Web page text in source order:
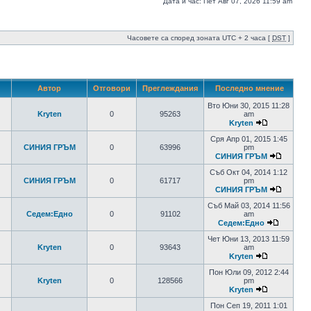
Часовете са според зоната UTC + 2 часа [ DST ]
Автор Отговори Преглеждания Последно мнение
Kryten 0 95263
Вто Юни 30, 2015 11:28
am
Kryten
СИНИЯ ГРЪМ 0 63996
Сря Апр 01, 2015 1:45
pm
СИНИЯ ГРЪМ
СИНИЯ ГРЪМ 0 61717
Съб Окт 04, 2014 1:12
pm
СИНИЯ ГРЪМ
Седем:Едно 0 91102
Съб Май 03, 2014 11:56
am
Седем:Едно
Kryten 0 93643
Чет Юни 13, 2013 11:59
am
Kryten
Kryten 0 128566
Пон Юли 09, 2012 2:44
pm
Kryten
Пон Сеп 19, 2011 1:01